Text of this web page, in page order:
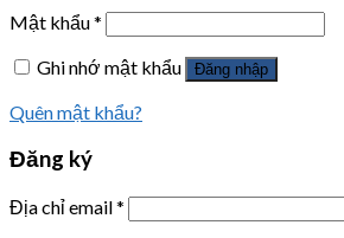
Mật khẩu*
Ghi nhớ mật khẩu
Đăng nhập
Quên mật khẩu?
Đăng ký
Địa chỉ email*